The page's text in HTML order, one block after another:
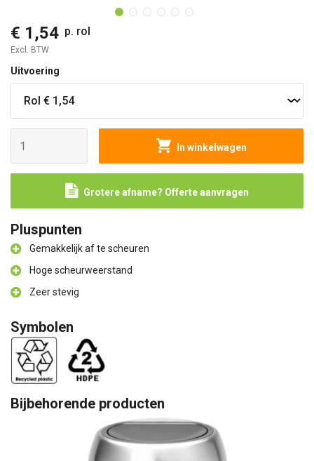
€ 1,54 p. rol
Excl. BTW
Uitvoering
In winkelwagen
Grotere afname? Offerte aanvragen
Pluspunten
Gemakkelijk af te scheuren
Hoge scheurweerstand
Zeer stevig
Symbolen
Bijbehorende producten